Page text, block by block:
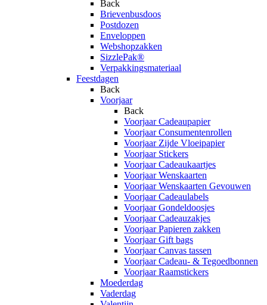
Back
Brievenbusdoos
Postdozen
Enveloppen
Webshopzakken
SizzlePak®
Verpakkingsmateriaal
Feestdagen
Back
Voorjaar
Back
Voorjaar Cadeaupapier
Voorjaar Consumentenrollen
Voorjaar Zijde Vloeipapier
Voorjaar Stickers
Voorjaar Cadeaukaartjes
Voorjaar Wenskaarten
Voorjaar Wenskaarten Gevouwen
Voorjaar Cadeaulabels
Voorjaar Gondeldoosjes
Voorjaar Cadeauzakjes
Voorjaar Papieren zakken
Voorjaar Gift bags
Voorjaar Canvas tassen
Voorjaar Cadeau- & Tegoedbonnen
Voorjaar Raamstickers
Moederdag
Vaderdag